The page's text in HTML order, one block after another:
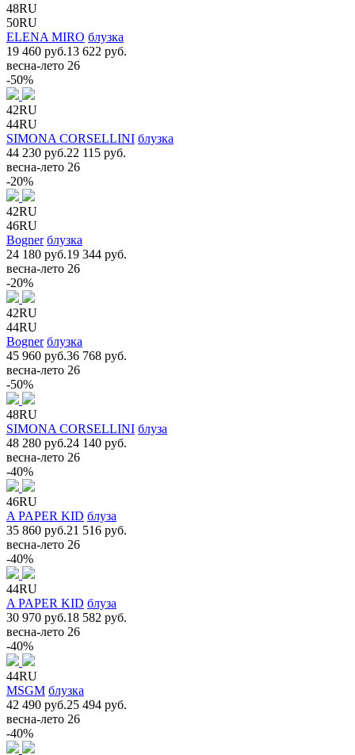
48RU
50RU
ELENA MIRO блузка
19 460 руб.13 622 руб.
весна-лето 26
-50%
42RU
44RU
SIMONA CORSELLINI блузка
44 230 руб.22 115 руб.
весна-лето 26
-20%
42RU
46RU
Bogner блузка
24 180 руб.19 344 руб.
весна-лето 26
-20%
42RU
44RU
Bogner блузка
45 960 руб.36 768 руб.
весна-лето 26
-50%
48RU
SIMONA CORSELLINI блуза
48 280 руб.24 140 руб.
весна-лето 26
-40%
46RU
A PAPER KID блуза
35 860 руб.21 516 руб.
весна-лето 26
-40%
44RU
A PAPER KID блуза
30 970 руб.18 582 руб.
весна-лето 26
-40%
44RU
MSGM блузка
42 490 руб.25 494 руб.
весна-лето 26
-40%